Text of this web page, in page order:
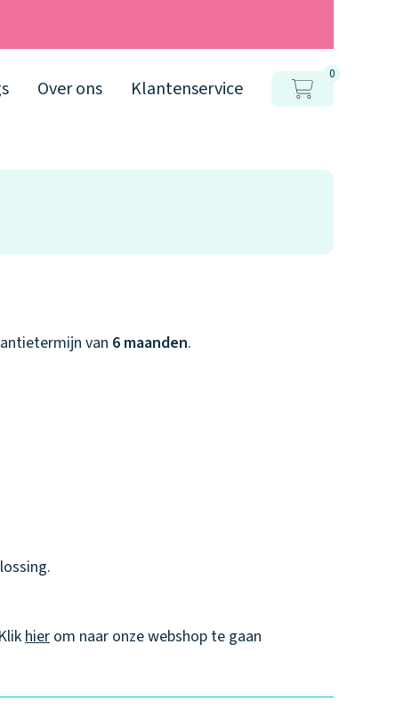
Over ons Klantenservice
0
van 6 maanden.
hier om naar onze webshop te gaan